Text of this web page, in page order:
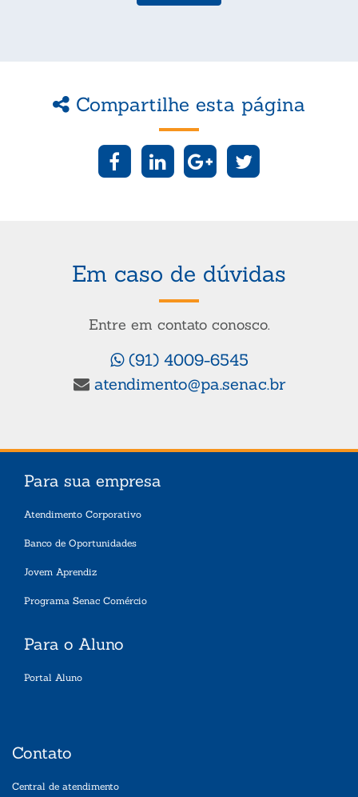
Compartilhe esta página
Em caso de dúvidas
Entre em contato conosco.
(91) 4009-6545
atendimento@pa.senac.br
Para sua empresa
Atendimento Corporativo
Banco de Oportunidades
Jovem Aprendiz
Programa Senac Comércio
Para o Aluno
Portal Aluno
Contato
Central de atendimento